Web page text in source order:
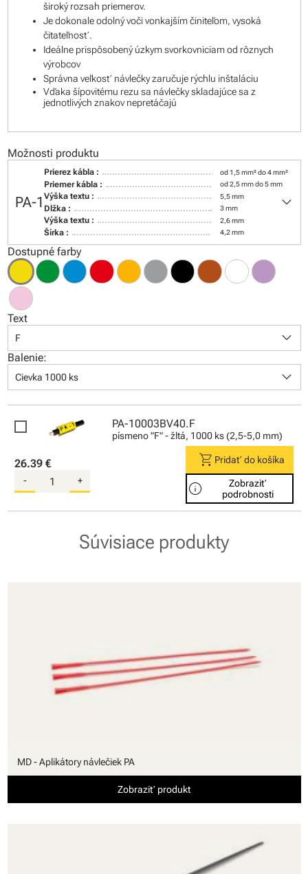
široký rozsah priemerov.
Je dokonale odolný voči vonkajším činiteľom, vysoká
čitateľnosť.
Ideálne prispôsobený úzkym svorkovniciam od rôznych
výrobcov
Správna veľkosť návlečky zaručuje rýchlu inštaláciu
Vďaka šípovitému rezu sa návlečky skladajúce sa z
jednotlivých znakov nepretáčajú
Možnosti produktu
PA-1
Prierez kábla : od 1,5 mm² do 4 mm²
Priemer kábla : od 2,5 mm do 5 mm
Výška textu : 5,5 mm
Dĺžka : 3 mm
Výška textu : 2,6 mm
Šírka : 4,2 mm
keyboard_arrow_down
Dostupné farby
Text
F keyboard_arrow_down
Balenie:
Cievka 1000 ks keyboard_arrow_down
PA-10003BV40.F
písmeno "F" - žltá, 1000 ks (2,5-5,0 mm)
26.39 €
- +
shopping_cart Pridať do košíka
info
Zobraziť
podrobnosti
Súvisiace produkty
MD - Aplikátory návlečiek PA
Zobraziť produkt